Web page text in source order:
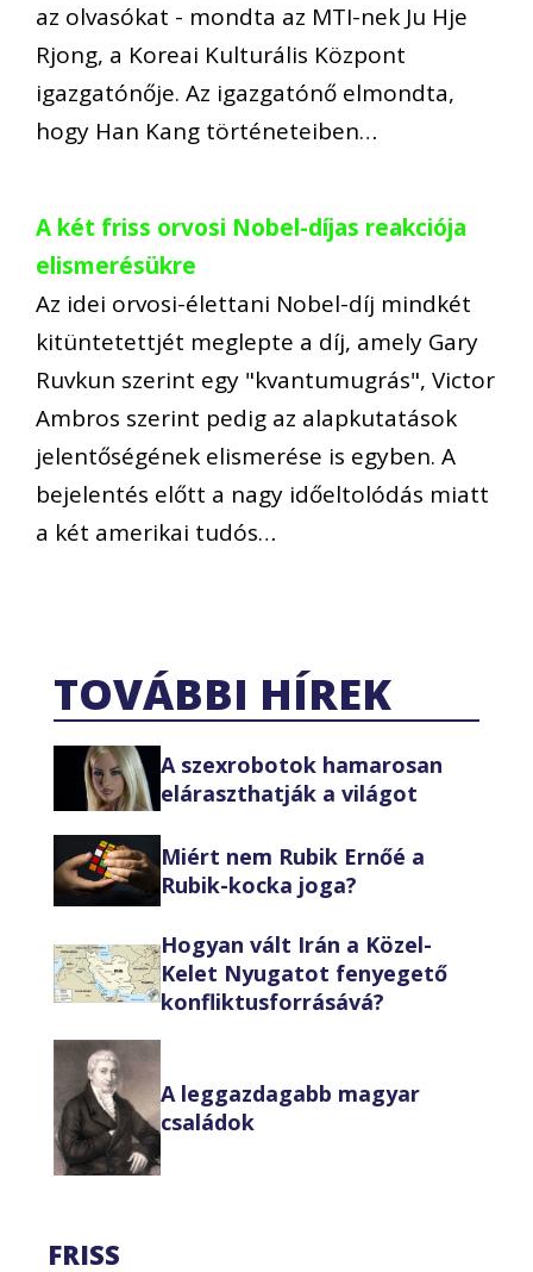
az olvasókat - mondta az MTI-nek Ju Hje
Rjong, a Koreai Kulturális Központ
igazgatónője. Az igazgatónő elmondta,
hogy Han Kang történeteiben…
A két friss orvosi Nobel-díjas reakciója
elismerésükre
Az idei orvosi-élettani Nobel-díj mindkét
kitüntetettjét meglepte a díj, amely Gary
Ruvkun szerint egy "kvantumugrás", Victor
Ambros szerint pedig az alapkutatások
jelentőségének elismerése is egyben. A
bejelentés előtt a nagy időeltolódás miatt
a két amerikai tudós…
TOVÁBBI HÍREK
A szexrobotok hamarosan
eláraszthatják a világot
Miért nem Rubik Ernőé a
Rubik-kocka joga?
Hogyan vált Irán a Közel-
Kelet Nyugatot fenyegető
konfliktusforrásává?
A leggazdagabb magyar
családok
FRISS